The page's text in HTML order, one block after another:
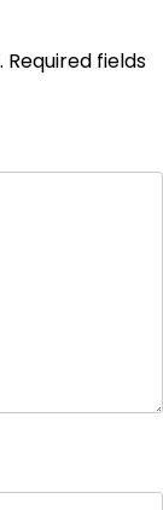
Required fields